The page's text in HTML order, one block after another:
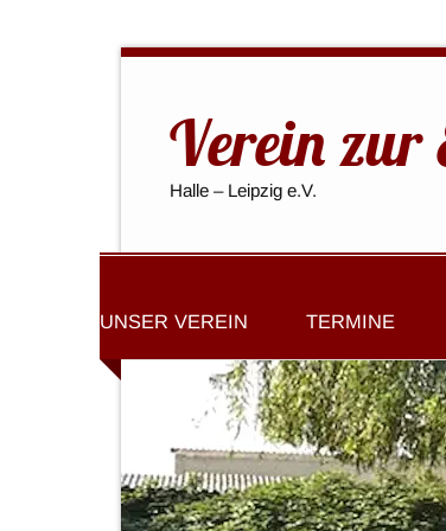
Verein zur
Halle – Leipzig e.V.
UNSER VEREIN TERMINE